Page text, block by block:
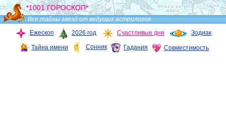
*1001 ГОРОСКОП*
Все тайны звезд от ведущих астрологов
Ежескоп
2026 год Счастливые дни Зодиак
Тайна имени Сонник Гадания Совместимость